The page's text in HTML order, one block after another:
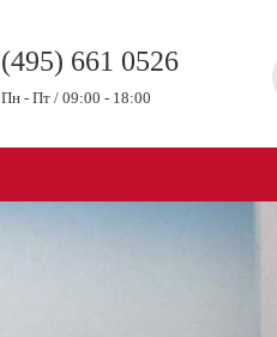
(495) 661 0526
Пн - Пт / 09:00 - 18:00